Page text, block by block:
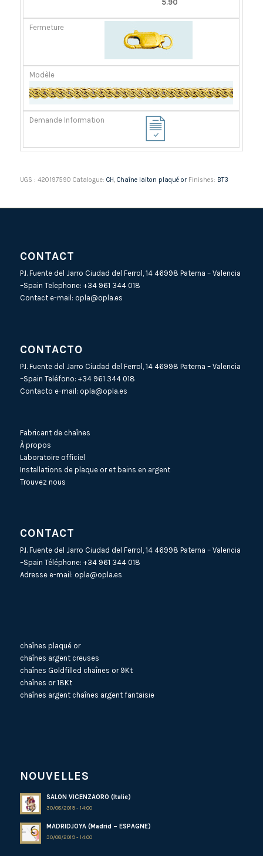
5.90
UGS : 420197590 Catalogue: CH Chaîne laiton plaqué or Finishes: BT3
CONTACT
P.I. Fuente del Jarro Ciudad del Ferrol, 14 46998 Paterna – Valencia
–Spain Telephone: +34 961 344 018
Contact e-mail: opla@opla.es
CONTACTO
P.I. Fuente del Jarro Ciudad del Ferrol, 14 46998 Paterna – Valencia
–Spain Teléfono: +34 961 344 018
Contacto e-mail: opla@opla.es
Fabricant de chaînes
À propos
Laboratoire officiel
Installations de plaque or et bains en argent
Trouvez nous
CONTACT
P.I. Fuente del Jarro Ciudad del Ferrol, 14 46998 Paterna – Valencia
–Spain Téléphone: +34 961 344 018
Adresse e-mail: opla@opla.es
chaînes plaqué or
chaînes argent creuses
chaînes Goldfilled chaînes or 9Kt
chaînes or 18Kt
chaînes argent chaînes argent fantaisie
NOUVELLES
SALON VICENZAORO (Italie)
30/08/2019 - 14:00
MADRIDJOYA (Madrid – ESPAGNE)
30/08/2019 - 14:00